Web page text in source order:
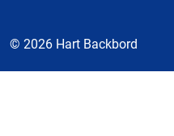
© 2026 Hart Backbord